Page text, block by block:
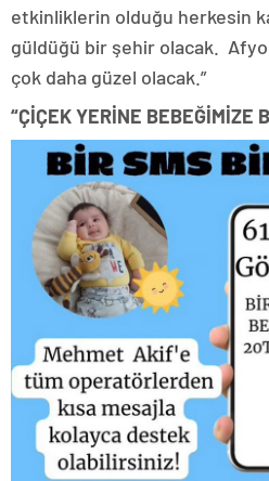
etkinliklerin olduğu herkesin
güldüğü bir şehir olacak.
çok daha güzel olacak.”
“ÇİÇEK YERİNE BEBEĞİMİZE